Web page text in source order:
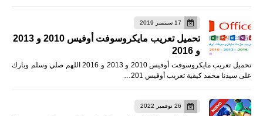
17 سبتمبر 2019
تحميل تعريب مايكروسوفت أوفيس 2010 و 2013
و 2016
تحميل تعريب مايكروسوفت أوفيس 2010 و 2013 و 2016 اللهم صلي وسلم وبارك
على سيدنا محمد كيفية تعريب أوفيس 201…
26 نوفمبر 2022